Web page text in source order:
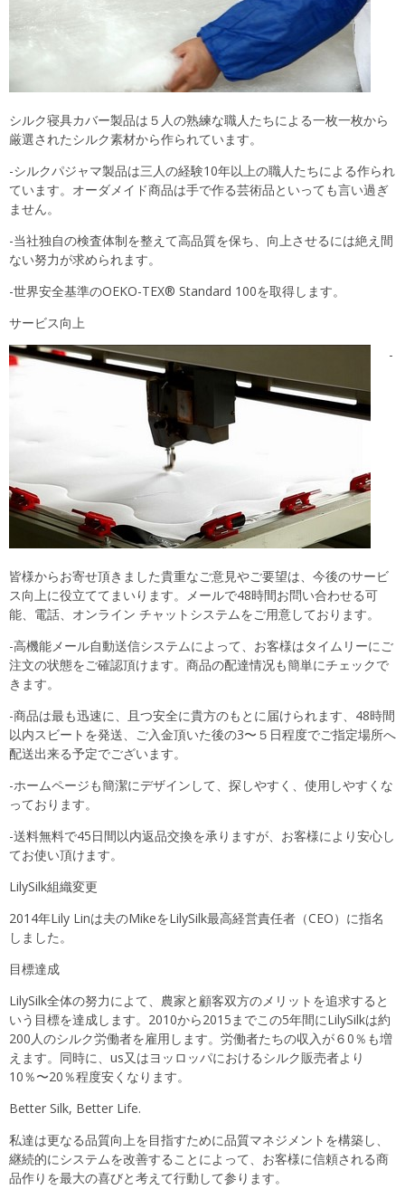
シルク寝具カバー製品は５人の熟練な職人たちによる一枚一枚から
厳選されたシルク素材から作られています。
-シルクパジャマ製品は三人の経験10年以上の職人たちによる作られ
ています。オーダメイド商品は手で作る芸術品といっても言い過ぎ
ません。
-当社独自の検査体制を整えて高品質を保ち、向上させるには絶え間
ない努力が求められます。
-世界安全基準のOEKO-TEX® Standard 100を取得します。
サービス向上
-
皆様からお寄せ頂きました貴重なご意見やご要望は、今後のサービ
ス向上に役立ててまいります。メールで48時間お問い合わせる可
能、電話、オンライン チャットシステムをご用意しております。
-高機能メール自動送信システムによって、お客様はタイムリーにご
注文の状態をご確認頂けます。商品の配達情况も簡単にチェックで
きます。
-商品は最も迅速に、且つ安全に貴方のもとに届けられます、48時間
以内スビートを発送、ご入金頂いた後の3〜５日程度でご指定場所へ
配送出来る予定でございます。
-ホームページも簡潔にデザインして、探しやすく、使用しやすくな
っております。
-送料無料で45日間以内返品交換を承りますが、お客様により安心し
てお使い頂けます。
LilySilk組織変更
2014年Lily Linは夫のMikeをLilySilk最高経営責任者（CEO）に指名
しました。
目標達成
LilySilk全体の努力によて、農家と顧客双方のメリットを追求すると
いう目標を達成します。2010から2015までこの5年間にLilySilkは約
200人のシルク労働者を雇用します。労働者たちの収入が６0％も増
えます。同時に、us又はヨッロッパにおけるシルク販売者より
10％〜20％程度安くなります。
Better Silk, Better Life.
私達は更なる品質向上を目指すために品質マネジメントを構築し、
継続的にシステムを改善することによって、お客様に信頼される商
品作りを最大の喜びと考えて行動して参ります。